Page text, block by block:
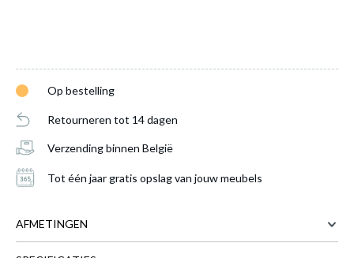
Op bestelling
Retourneren tot 14 dagen
Verzending binnen België
Tot één jaar gratis opslag van jouw meubels
AFMETINGEN